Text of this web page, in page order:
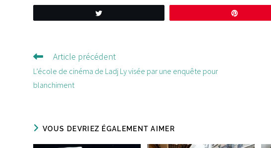
Lire
d'autres
articles
Article précédent
L’école de cinéma de Ladj Ly visée par une enquête pour
blanchiment
VOUS DEVRIEZ ÉGALEMENT AIMER